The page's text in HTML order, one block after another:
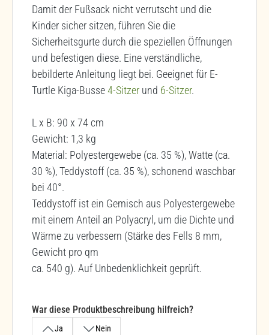
Damit der Fußsack nicht verrutscht und die
Kinder sicher sitzen, führen Sie die
Sicherheitsgurte durch die speziellen Öffnungen
und befestigen diese. Eine verständliche,
bebilderte Anleitung liegt bei. Geeignet für E-
Turtle Kiga-Busse4-Sitzer und 6-Sitzer.
L x B: 90 x 74 cm
Gewicht: 1,3 kg
Material: Polyestergewebe (ca. 35 %), Watte (ca.
30 %), Teddystoff (ca. 35 %), schonend waschbar
bei 40°.
Teddystoff ist ein Gemisch aus Polyestergewebe
mit einem Anteil an Polyacryl, um die Dichte und
Wärme zu verbessern (Stärke des Fells 8 mm,
Gewicht pro qm
ca. 540 g). Auf Unbedenklichkeit geprüft.
War diese Produktbeschreibung hilfreich?
Ja Nein